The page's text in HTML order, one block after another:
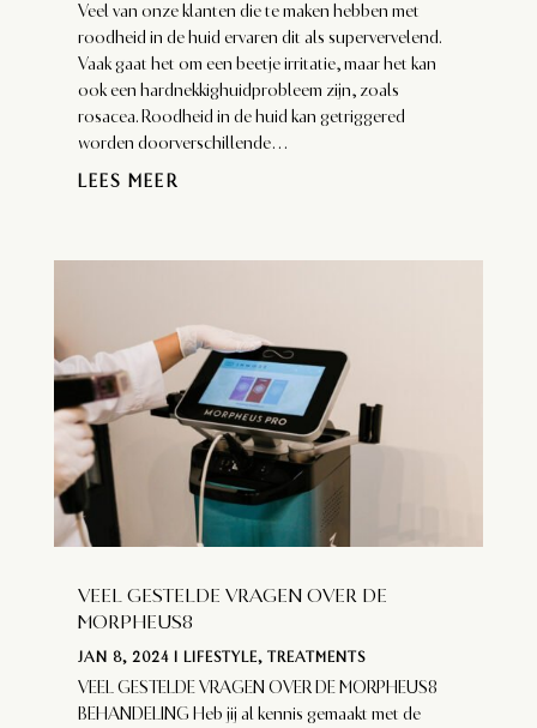
Veel van onze klanten die te maken hebben met
roodheid in de huid ervaren dit als supervervelend.
Vaak gaat het om een beetje irritatie, maar het kan
ook een hardnekkighuidprobleem zijn, zoals
rosacea. Roodheid in de huid kan getriggered
worden doorverschillende...
LEES MEER
VEEL GESTELDE VRAGEN OVER DE
MORPHEUS8
JAN 8, 2024| LIFESTYLE, TREATMENTS
VEEL GESTELDE VRAGEN OVER DE MORPHEUS8
BEHANDELING Heb jij al kennis gemaakt met de